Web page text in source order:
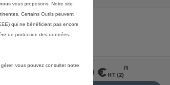
32 520 € HT (2)
(1)
vous proposons. Notre site
Certains Outils peuvent
qui ne bénéficient pas encore
de protection des données.
vous pouvez consulter notre